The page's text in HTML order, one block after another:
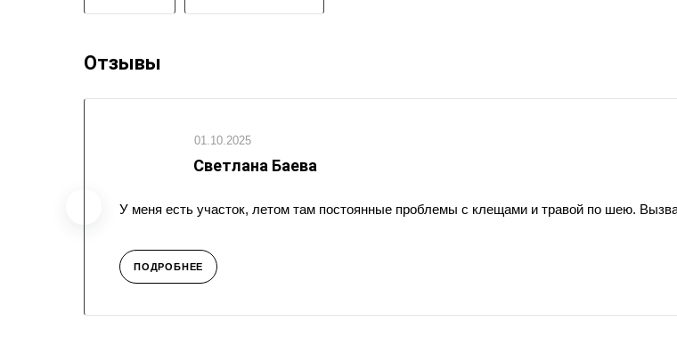
Отзывы
01.10.2025
Светлана Баева
У меня есть участок, летом там постоянные проблемы с клещами и травой по шею.
ПОДРОБНЕЕ